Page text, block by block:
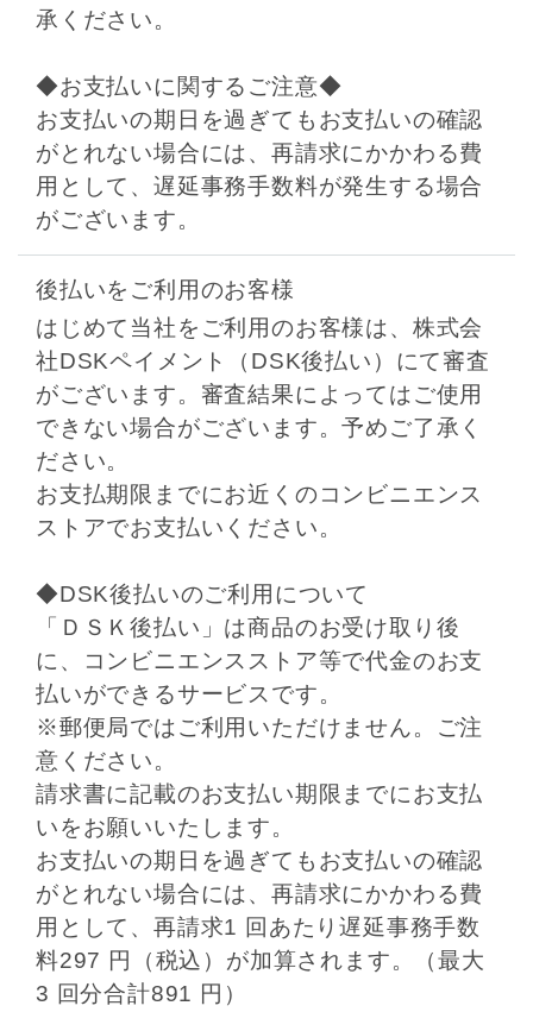
承ください。
◆お支払いに関するご注意◆
お支払いの期日を過ぎてもお支払いの確認
がとれない場合には、再請求にかかわる費
用として、遅延事務手数料が発生する場合
がございます。
後払いをご利用のお客様
はじめて当社をご利用のお客様は、株式会
社DSKペイメント（DSK後払い）にて審査
がございます。審査結果によってはご使用
できない場合がございます。予めご了承く
ださい。
お支払期限までにお近くのコンビニエンス
ストアでお支払いください。
◆DSK後払いのご利用について
「ＤＳＫ後払い」は商品のお受け取り後
に、コンビニエンスストア等で代金のお支
払いができるサービスです。
※郵便局ではご利用いただけません。ご注
意ください。
請求書に記載のお支払い期限までにお支払
いをお願いいたします。
お支払いの期日を過ぎてもお支払いの確認
がとれない場合には、再請求にかかわる費
用として、再請求1 回あたり遅延事務手数
料297 円（税込）が加算されます。（最大
3 回分合計891 円）